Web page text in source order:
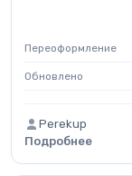
Переоформление
Обновлено
Perekup
Подробнее